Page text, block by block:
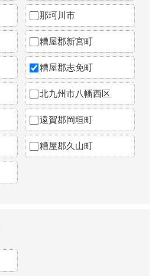
那珂川市
糟屋郡新宮町
糟屋郡志免町
北九州市八幡西区
遠賀郡岡垣町
糟屋郡久山町